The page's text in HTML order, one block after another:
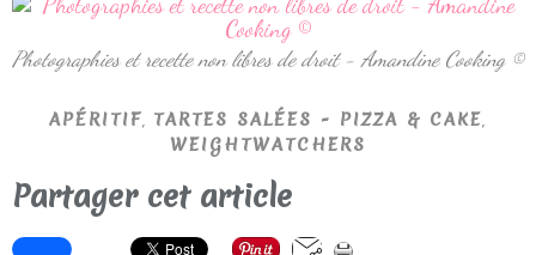
Photographies et recette non libres de droit - Amandine Cooking ©
APÉRITIF, TARTES SALÉES - PIZZA & CAKE,
WEIGHTWATCHERS
Partager cet article